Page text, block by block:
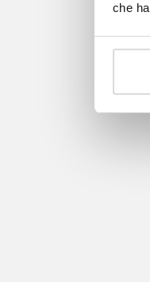
che